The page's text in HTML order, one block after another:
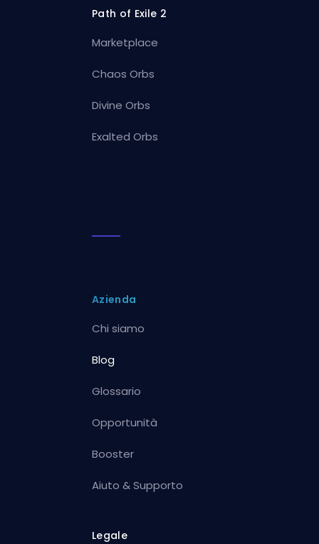
Path of Exile 2
Marketplace
Chaos Orbs
Divine Orbs
Exalted Orbs
Azienda
Chi siamo
Blog
Glossario
Opportunità
Booster
Aiuto & Supporto
Legale